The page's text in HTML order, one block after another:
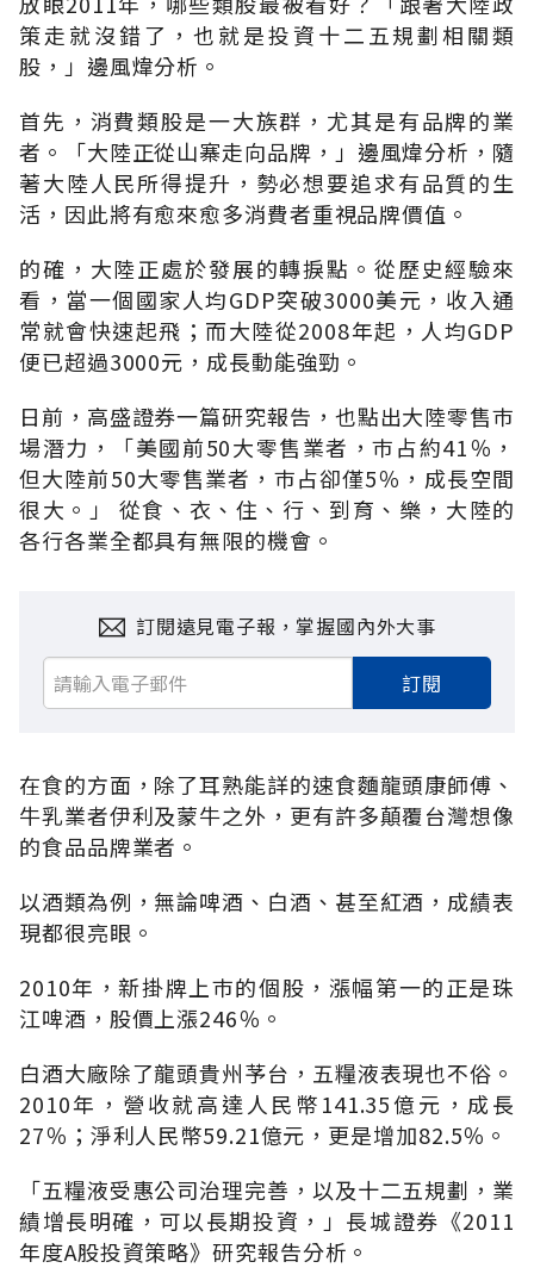
策走就沒錯了，也就是投資十二五規劃相關類
股，」邊風煒分析。
首先，消費類股是一大族群，尤其是有品牌的業
者。「大陸正從山寨走向品牌，」邊風煒分析，隨
著大陸人民所得提升，勢必想要追求有品質的生
活，因此將有愈來愈多消費者重視品牌價值。
的確，大陸正處於發展的轉捩點。從歷史經驗來
看，當一個國家人均GDP突破3000美元，收入通
常就會快速起飛；而大陸從2008年起，人均GDP
便已超過3000元，成長動能強勁。
日前，高盛證券一篇研究報告，也點出大陸零售巿
場潛力，「美國前50大零售業者，巿占約41％，
但大陸前50大零售業者，巿占卻僅5％，成長空間
很大。」 從食、衣、住、行、到育、樂，大陸的
各行各業全都具有無限的機會。
訂閱遠見電子報，掌握國內外大事
訂閱
在食的方面，除了耳熟能詳的速食麵龍頭康師傅、
牛乳業者伊利及蒙牛之外，更有許多顛覆台灣想像
的食品品牌業者。
以酒類為例，無論啤酒、白酒、甚至紅酒，成績表
現都很亮眼。
2010年，新掛牌上巿的個股，漲幅第一的正是珠
江啤酒，股價上漲246％。
白酒大廠除了龍頭貴州芧台，五糧液表現也不俗。
2010年，營收就高達人民幣141.35億元，成長
27％；淨利人民幣59.21億元，更是增加82.5％。
「五糧液受惠公司治理完善，以及十二五規劃，業
績增長明確，可以長期投資，」長城證券《2011
年度A股投資策略》研究報告分析。